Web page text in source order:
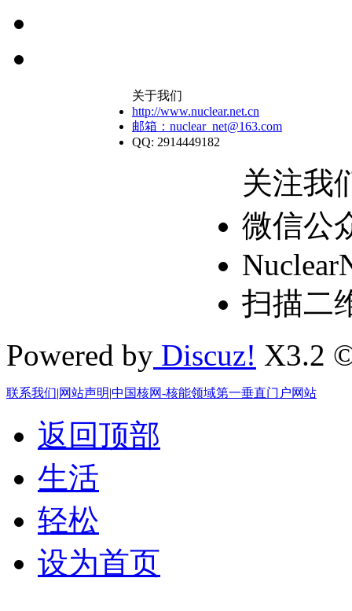
关于我们
http://www.nuclear.net.cn
邮箱：nuclear_net@163.com
QQ: 2914449182
关注我
微信公
扫描二
Powered by Discuz! X3.2
联系我们|网站声明|中国核网-核能领域第一垂直门户网站
返回顶部
生活
轻松
设为首页